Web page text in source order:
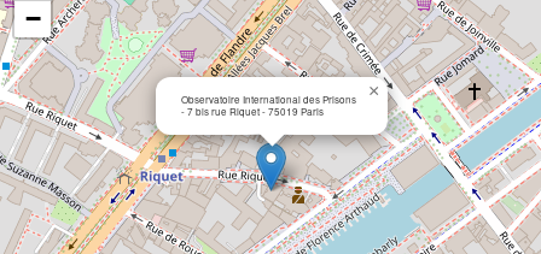
Observatoire International des Prisons
- 7 bis rue Riquet - 75019 Paris
×
−